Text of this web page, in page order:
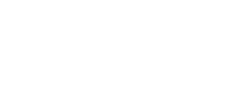
了承ください。
き作成されるも
をご了承くださ
御機器販売店・
1000ppm以下、
下、フタル酸ジブチ
) : 1000ppm、
、
要な手段を講じ
これらの製造装
通知します。
ムロン制御